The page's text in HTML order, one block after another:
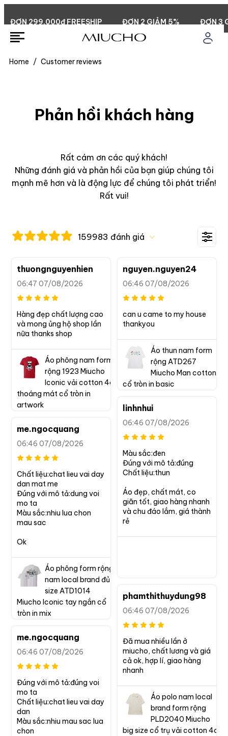
ĐƠN 299.000đ FREESHIP ĐƠN 2 GIẢM 5% ĐƠN 3
Home / Customer reviews
159983 đánh giá
thuongnguyenhien
06:47 07/08/2026
Hàng đẹp chất lượng cao
và mong ủng hộ shop lần
nữa thanks shop
Áo phông nam form
rộng 1923 Miucho
Iconic vải cotton 4c
thoáng mát cổ tròn in
artwork
nguyen.nguyen24
06:46 07/08/2026
can u came to my house
thankyou
Áo thun nam form
rộng ATD267
Miucho Man cotton
cổ tròn in basic
me.ngocquang
06:46 07/08/2026
Chất liệu:chat lieu vai day
dan mat me
Đúng với mô tả:dung voi
mo ta
Màu sắc:nhiu lua chon
mau sac
Ok
Áo phông form rộng
nam local brand đủ
size ATD1014
Miucho Iconic tay ngắn cổ
tròn in mix
linhnhui
06:46 07/08/2026
Màu sắc:đen
Đúng với mô tả:đúng
Chất liệu:thun
Áo đẹp, chất mát, co
giãn tốt, giao hàng nhanh
và chu đáo lắm, giá thành
rẻ
me.ngocquang
06:46 07/08/2026
Đúng với mô tả:đúng voi
mo ta
Chất liệu:chat lieu vai day
dan
Màu sắc:nhiu mau sac lua
chon
phamthithuydung98
06:46 07/08/2026
Đã mua nhiều lần ở
miucho, chất lương và giá
cả ok, hợp lí, giao hàng
nhanh
Áo polo nam local
brand form rộng
PLD2040 Miucho
big size cổ trụ vải cotton 4c
Phản hồi khách hàng
Rất cám ơn các quý khách!
Những đánh giá và phản hồi của bạn giúp chúng tôi
mạnh mẽ hơn và là động lực để chúng tôi phát triển!
Rất vui!